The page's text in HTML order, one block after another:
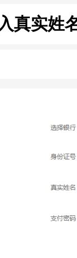
真实姓